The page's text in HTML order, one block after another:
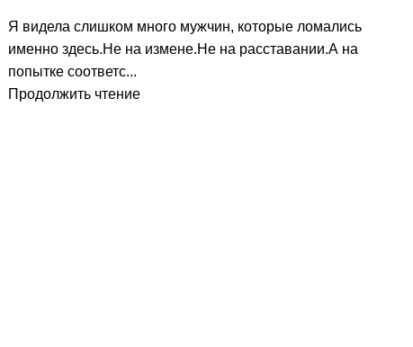
Я видела слишком много мужчин, которые ломались
именно здесь.Не на измене.Не на расставании.А на
попытке соответс...
Продолжить чтение